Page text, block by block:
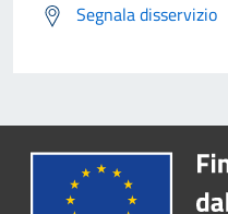
Segnala disservizio